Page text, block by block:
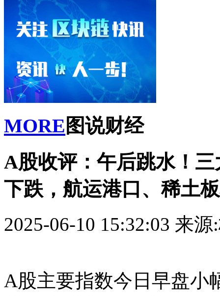
MORE 图说财经
A股收评：午后跳水！
下跌，航运港口、稀土
2025-06-10 15:32:03 来源
A股主要指数今日早盘小